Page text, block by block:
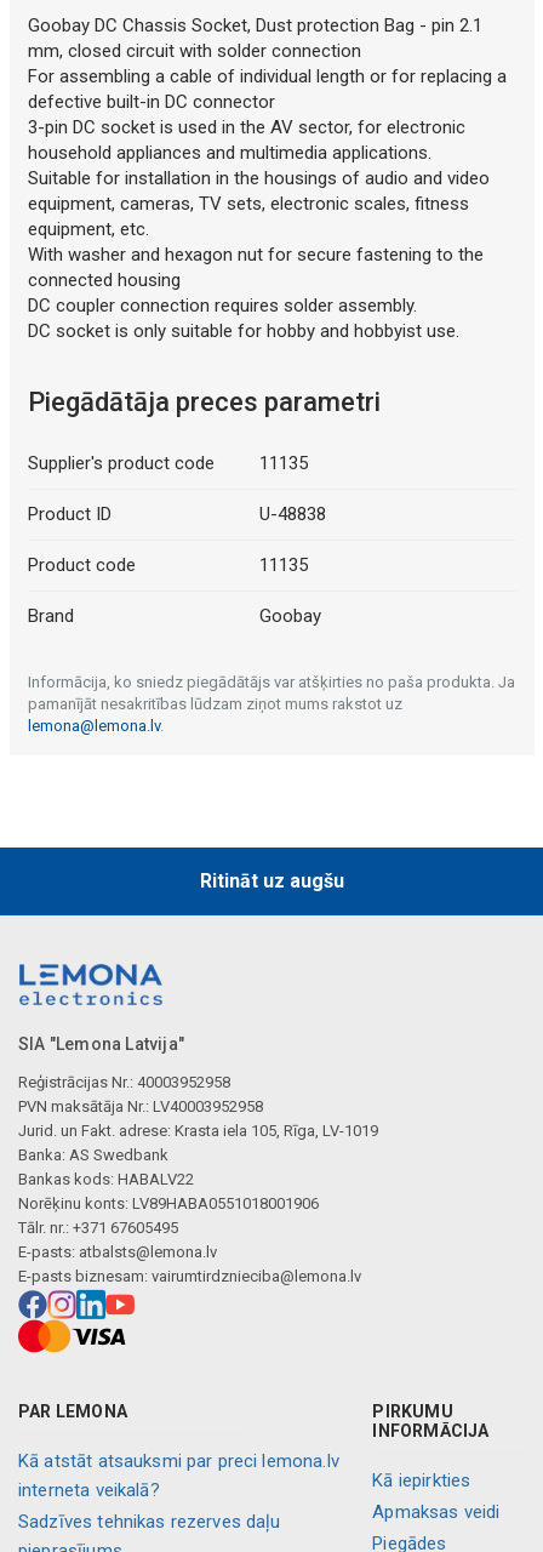
Goobay DC Chassis Socket, Dust protection Bag - pin 2.1
mm, closed circuit with solder connection
For assembling a cable of individual length or for replacing a
defective built-in DC connector
3-pin DC socket is used in the AV sector, for electronic
household appliances and multimedia applications.
Suitable for installation in the housings of audio and video
equipment, cameras, TV sets, electronic scales, fitness
equipment, etc.
With washer and hexagon nut for secure fastening to the
connected housing
DC coupler connection requires solder assembly.
DC socket is only suitable for hobby and hobbyist use.
Piegādātāja preces parametri
Supplier's product code 11135
Product ID U-48838
Product code 11135
Brand Goobay
Informācija, ko sniedz piegādātājs var atšķirties no paša produkta. Ja
pamanījāt nesakritības lūdzam ziņot mums rakstot uz
lemona@lemona.lv.
Ritināt uz augšu
SIA "Lemona Latvija"
Reģistrācijas Nr.: 40003952958
PVN maksātāja Nr.: LV40003952958
Jurid. un Fakt. adrese: Krasta iela 105, Rīga, LV-1019
Banka: AS Swedbank
Bankas kods: HABALV22
Norēķinu konts: LV89HABA0551018001906
Tālr. nr.: +371 67605495
E-pasts: atbalsts@lemona.lv
E-pasts biznesam: vairumtirdznieciba@lemona.lv
PAR LEMONA
Kā atstāt atsauksmi par preci lemona.lv
interneta veikalā?
Sadzīves tehnikas rezerves daļu
PIRKUMU
INFORMĀCIJA
Kā iepirkties
Apmaksas veidi
Piegādes